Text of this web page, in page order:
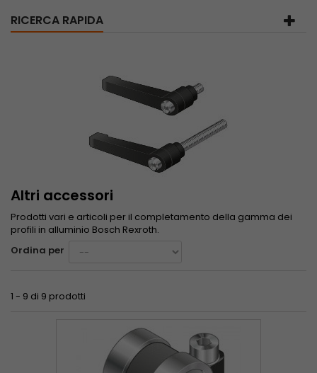
RICERCA RAPIDA
Altri accessori
Prodotti vari e articoli per il completamento della gamma dei
profili in alluminio Bosch Rexroth.
Ordina per
1 - 9 di 9 prodotti